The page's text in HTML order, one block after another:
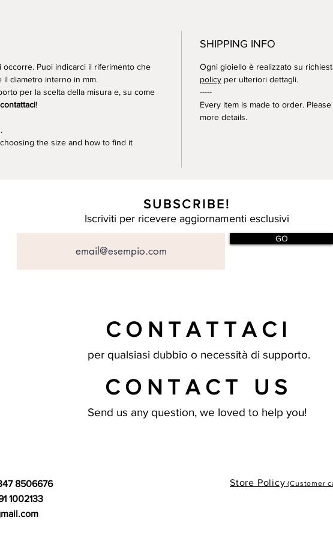
occorre. Puoi indicarci il riferimento che
diametro interno in mm.
per la scelta della misura e, su come
contattaci!
the size and how to find it
SHIPPING INFO
Ogni gioiello è realizzato su
policy per ulteriori dettagli.
-----
Every item is made to order.
more details.
CONTATTACI
per qualsiasi dubbio o necessità di supporto.
CONTACT US
Send us any question, we loved to help you!
8506676
1002133
Store Policy (Customer
SUBSCRIBE!
Iscriviti per ricevere aggiornamenti esclusivi
GO